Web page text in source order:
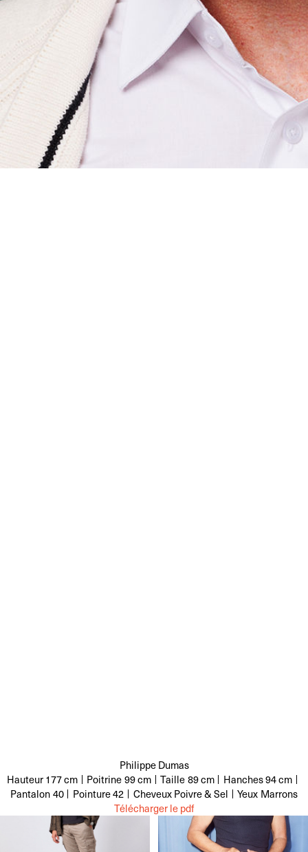
Philippe Dumas
Hauteur 177 cm Poitrine99 cm Taille89 cm Hanches94 cm
Pantalon40 Pointure42 Cheveux Poivre & Sel Yeux Marrons
Télécharger le pdf